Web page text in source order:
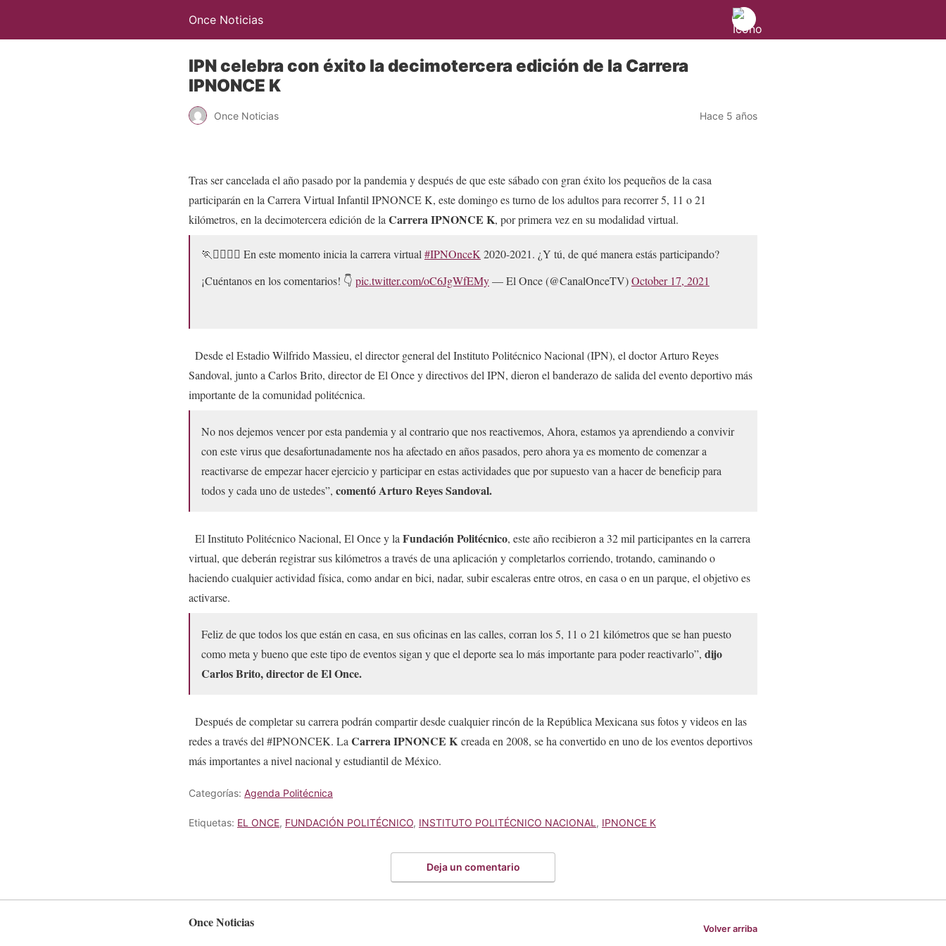
Once Noticias
IPN celebra con éxito la decimotercera edición de la Carrera
IPNONCE K
Once Noticias Hace 5 años
Tras ser cancelada el año pasado por la pandemia y después de que este sábado con gran éxito los pequeños de la casa
participarán en la Carrera Virtual Infantil IPNONCE K, este domingo es turno de los adultos para recorrer 5, 11 o 21
kilómetros, en la decimotercera edición de la Carrera IPNONCE K, por primera vez en su modalidad virtual.
🏃🏃‍♀️🏃‍♂️ En este momento inicia la carrera virtual #IPNOnceK 2020-2021. ¿Y tú, de qué manera estás participando?
¡Cuéntanos en los comentarios! 👇 pic.twitter.com/oC6JgWfEMy— El Once (@CanalOnceTV)October 17, 2021
Desde el Estadio Wilfrido Massieu, el director general del Instituto Politécnico Nacional (IPN), el doctor Arturo Reyes
Sandoval, junto a Carlos Brito, director de El Once y directivos del IPN, dieron el banderazo de salida del evento deportivo más
importante de la comunidad politécnica.
No nos dejemos vencer por esta pandemia y al contrario que nos reactivemos, Ahora, estamos ya aprendiendo a convivir
con este virus que desafortunadamente nos ha afectado en años pasados, pero ahora ya es momento de comenzar a
reactivarse de empezar hacer ejercicio y participar en estas actividades que por supuesto van a hacer de beneficip para
todos y cada uno de ustedes”, comentóArturo Reyes Sandoval.
El Instituto Politécnico Nacional, El Once y la Fundación Politécnico, este año recibieron a 32 mil participantes en la carrera
virtual, que deberán registrar sus kilómetros a través de una aplicación y completarlos corriendo, trotando, caminando o
haciendo cualquier actividad física, como andar en bici, nadar, subir escaleras entre otros, en casa o en un parque, el objetivo es
activarse.
Feliz de que todos los que están en casa, en sus oficinas en las calles, corran los 5, 11 o 21 kilómetros que se han puesto
como meta y bueno que este tipo de eventos sigan y que el deporte sea lo más importante para poder reactivarlo”, dijo
Carlos Brito, director de El Once.
Después de completar su carrera podrán compartir desde cualquier rincón de la República Mexicana sus fotos y videos en las
redes a través del #IPNONCEK. La Carrera IPNONCE K creada en 2008, se ha convertido en uno de los eventos deportivos
más importantes a nivel nacional y estudiantil de México.
Categorías: Agenda Politécnica
Etiquetas: EL ONCE, FUNDACIÓN POLITÉCNICO, INSTITUTO POLITÉCNICO NACIONAL , IPNONCE K
Deja un comentario
Once Noticias Volver arriba